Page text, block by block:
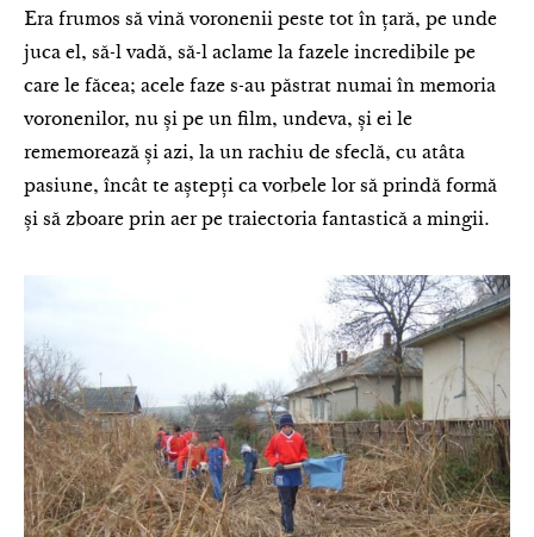
Era frumos să vină voronenii peste tot în țară, pe unde
juca el, să-l vadă, să-l aclame la fazele incredibile pe
care le făcea; acele faze s-au păstrat numai în memoria
voronenilor, nu și pe un film, undeva, și ei le
rememorează și azi, la un rachiu de sfeclă, cu atâta
pasiune, încât te aștepți ca vorbele lor să prindă formă
și să zboare prin aer pe traiectoria fantastică a mingii.